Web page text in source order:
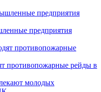
предприятия
противопожарные рейды в